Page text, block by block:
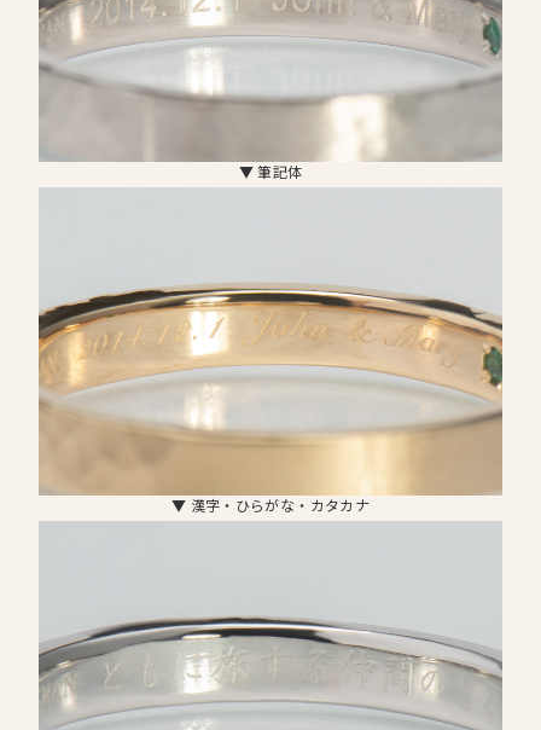
▼ 筆記体
▼ 漢字・ひらがな・カタカナ